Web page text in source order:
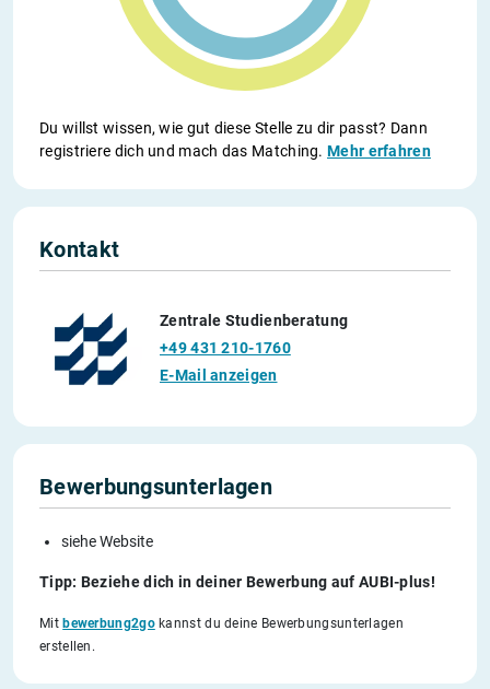
Du willst wissen, wie gut diese Stelle zu dir passt? Dann
registriere dich und mach das Matching.Mehr erfahren
Kontakt
Zentrale Studienberatung
+49 431 210-1760
E-Mail anzeigen
Bewerbungsunterlagen
siehe Website
Tipp: Beziehe dich in deiner Bewerbung auf AUBI-plus!
Mitbewerbung2gokannst du deine Bewerbungsunterlagen
erstellen.